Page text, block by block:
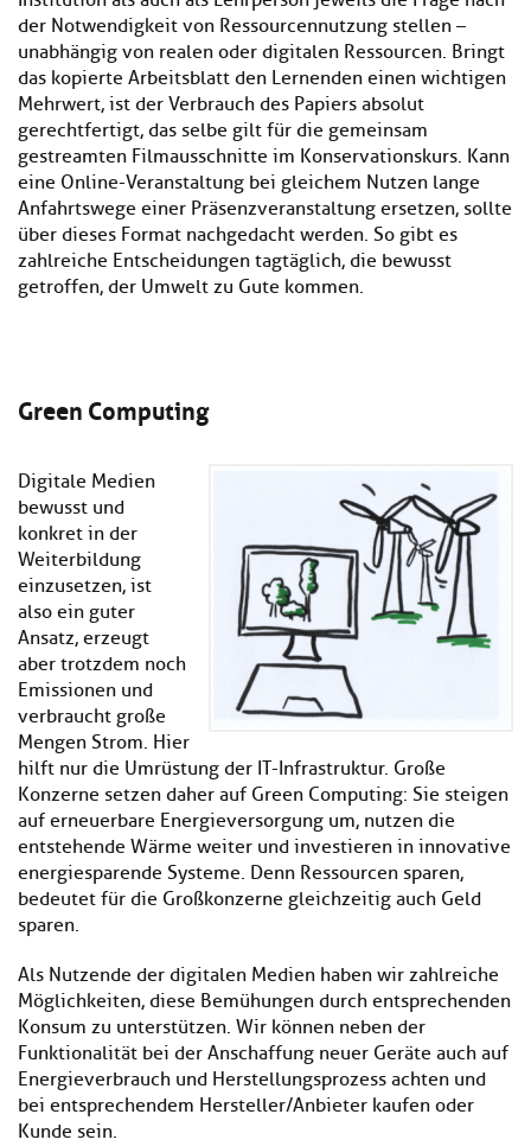
der Notwendigkeit von Ressourcennutzung stellen –
unabhängig von realen oder digitalen Ressourcen. Bringt
das kopierte Arbeitsblatt den Lernenden einen wichtigen
Mehrwert, ist der Verbrauch des Papiers absolut
gerechtfertigt, das selbe gilt für die gemeinsam
gestreamten Filmausschnitte im Konservationskurs. Kann
eine Online-Veranstaltung bei gleichem Nutzen lange
Anfahrtswege einer Präsenzveranstaltung ersetzen, sollte
über dieses Format nachgedacht werden. So gibt es
zahlreiche Entscheidungen tagtäglich, die bewusst
getroffen, der Umwelt zu Gute kommen.
Green Computing
Digitale Medien
bewusst und
konkret in der
Weiterbildung
einzusetzen, ist
also ein guter
Ansatz, erzeugt
aber trotzdem noch
Emissionen und
verbraucht große
Mengen Strom. Hier
hilft nur die Umrüstung der IT-Infrastruktur. Große
Konzerne setzen daher auf Green Computing: Sie steigen
auf erneuerbare Energieversorgung um, nutzen die
entstehende Wärme weiter und investieren in innovative
energiesparende Systeme. Denn Ressourcen sparen,
bedeutet für die Großkonzerne gleichzeitig auch Geld
sparen.
Als Nutzende der digitalen Medien haben wir zahlreiche
Möglichkeiten, diese Bemühungen durch entsprechenden
Konsum zu unterstützen. Wir können neben der
Funktionalität bei der Anschaffung neuer Geräte auch auf
Energieverbrauch und Herstellungsprozess achten und
bei entsprechendem Hersteller/Anbieter kaufen oder
Kunde sein.